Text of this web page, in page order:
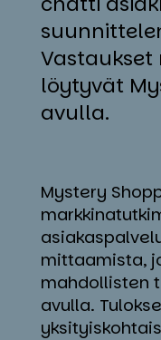
Vastaukset
löytyvät
avulla.
Mystery
mittaamista,
mahdollisten
avulla.